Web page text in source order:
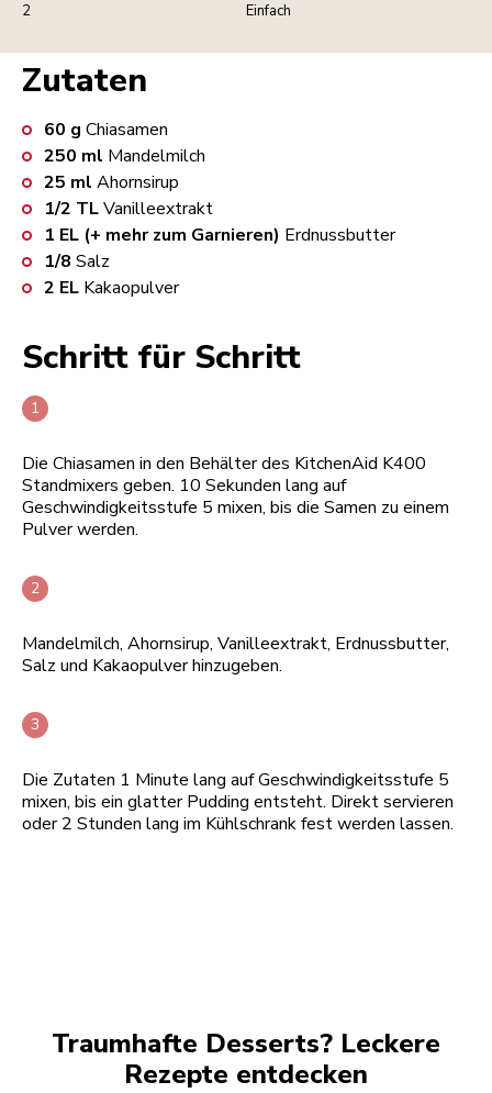
2
Einfach
Zutaten
60 g Chiasamen
250 ml Mandelmilch
25 ml Ahornsirup
1/2 TLVanilleextrakt
1 EL (+ mehr zum Garnieren) Erdnussbutter
1/8 Salz
2 EL Kakaopulver
Schritt für Schritt
Die Chiasamen in den Behälter des KitchenAid K400
Standmixers geben. 10 Sekunden lang auf
Geschwindigkeitsstufe 5 mixen, bis die Samen zu einem
Pulver werden.
Mandelmilch, Ahornsirup, Vanilleextrakt, Erdnussbutter,
Salz und Kakaopulver hinzugeben.
Die Zutaten 1 Minute lang auf Geschwindigkeitsstufe 5
mixen, bis ein glatter Pudding entsteht. Direkt servieren
oder 2 Stunden lang im Kühlschrank fest werden lassen.
Traumhafte Desserts? Leckere
Rezepte entdecken